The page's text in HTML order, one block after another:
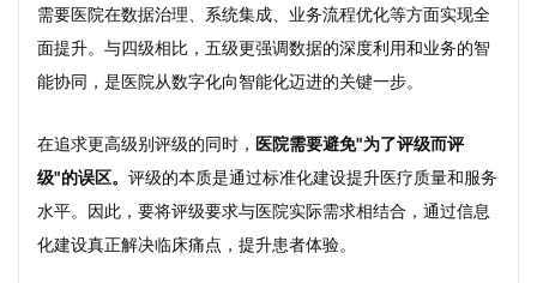
需要医院在数据治理、系统集成、业务流程优化等方面实现全
面提升。与四级相比，五级更强调数据的深度利用和业务的智
能协同，是医院从数字化向智能化迈进的关键一步。
在追求更高级别评级的同时， 医院需要避免"为了评级而评
级"的误区。 评级的本质是通过标准化建设提升医疗质量和服务
水平。因此，要将评级要求与医院实际需求相结合，通过信息
化建设真正解决临床痛点，提升患者体验。